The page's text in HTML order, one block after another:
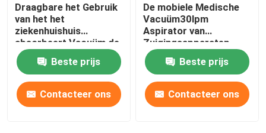
Draagbare het Gebruik
van het het
ziekenhuishuis
absorbeert Vacuüm de
Zuigingsapparaten van
de Flegmaeenheid 50hz
Beste prijs
Contacteer ons
De mobiele Medische
Vacuüm30lpm
Aspirator van
Zuigingsapparaten
Beste prijs
Contacteer ons